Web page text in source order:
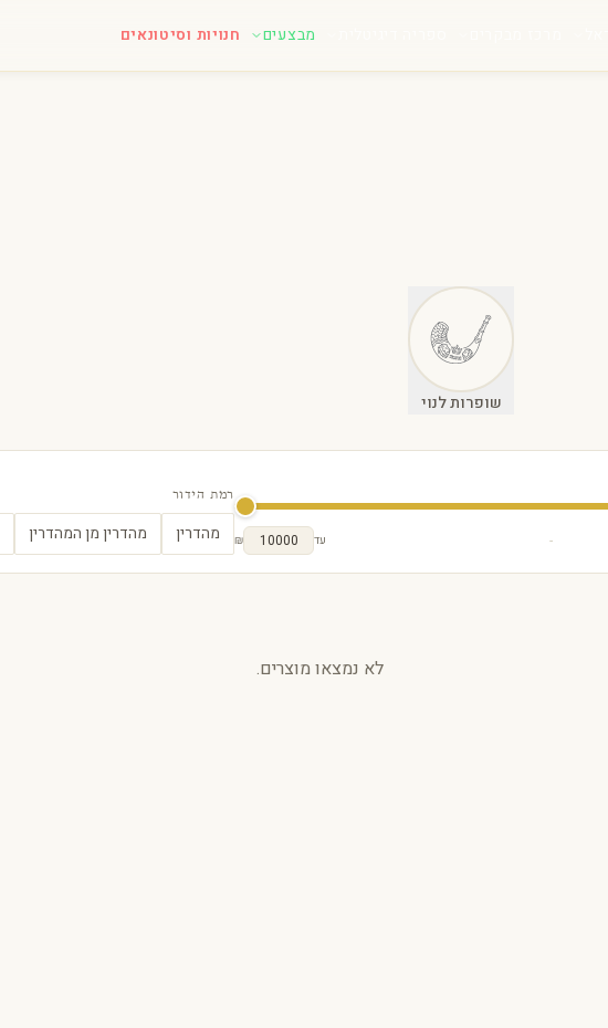
מבצעים חנויות וסיטונאים
שופרות לנוי
- עד ₪
רמת הידור
מהדרין מהדרין מן המהדרין
לא נמצאו מוצרים.